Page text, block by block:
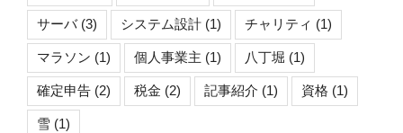
サーバ(3) システム設計 (1) チャリティ (1)
マラソン (1) 個人事業主 (1) 八丁堀 (1)
確定申告 (2) 税金 (2) 記事紹介 (1) 資格 (1)
雪 (1)